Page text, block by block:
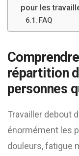
pour les
FAQ
répartition
personnes
Travailler debout
énormément les
douleurs, fatigue